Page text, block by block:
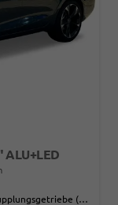
ALU+LED
Doppelkupplungsgetriebe (DSG)